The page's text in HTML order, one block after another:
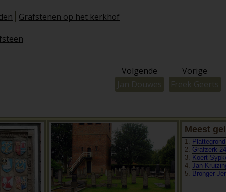
Grafstenen op het kerkhof
Volgende
Jan Douwes
Vorige
Freek Geerts
Meest
Plattegrond
Grafzerk 24
Koert
Jan
Bronger